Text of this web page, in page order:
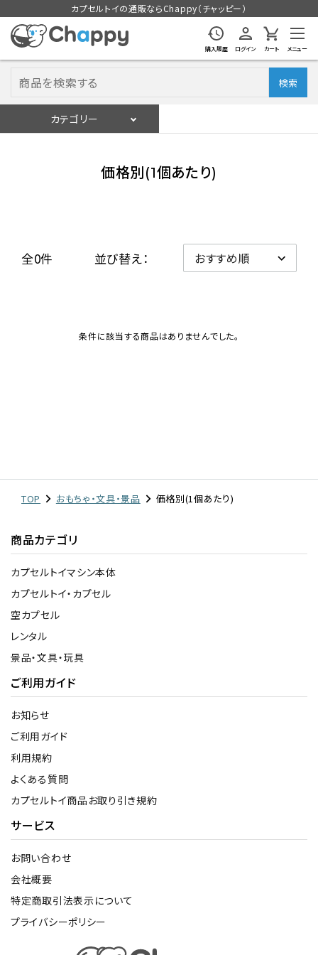
カプセルトイの通販ならChappy（チャッピー）
購入履歴 ログイン カート メニュー
検索
カテゴリー
よくあるご質問
06-6282-7659
価格別(1個あたり)
全0件 並び替え：
条件に該当する商品はありませんでした。
TOP おもちゃ・文具・景品 価格別(1個あたり)
商品カテゴリ
カプセルトイマシン本体
カプセルトイ・カプセル
空カプセル
レンタル
景品・文具・玩具
ご利用ガイド
お知らせ
ご利用ガイド
利用規約
よくある質問
カプセルトイ商品お取り引き規約
サービス
お問い合わせ
会社概要
特定商取引法表示について
プライバシーポリシー